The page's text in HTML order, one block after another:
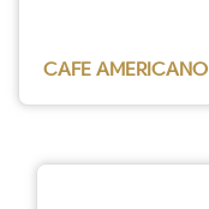
CAFE AMERICANO